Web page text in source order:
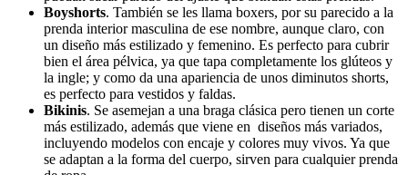
Boyshorts. También se les llama boxers, por su parecido a la
prenda interior masculina de ese nombre, aunque claro, con
un diseño más estilizado y femenino. Es perfecto para cubrir
bien el área pélvica, ya que tapa completamente los glúteos y
la ingle; y como da una apariencia de unos diminutos shorts,
es perfecto para vestidos y faldas.
Bikinis. Se asemejan a una braga clásica pero tienen un corte
más estilizado, además que viene en diseños más variados,
incluyendo modelos con encaje y colores muy vivos. Ya que
se adaptan a la forma del cuerpo, sirven para cualquier prenda